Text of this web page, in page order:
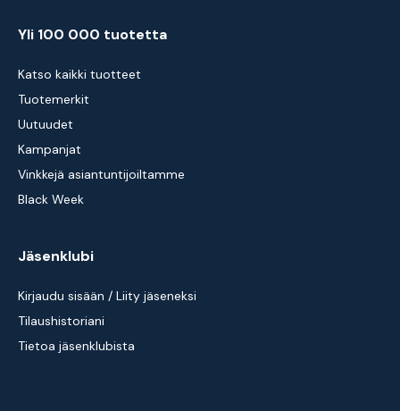
Yli 100 000 tuotetta
Katso kaikki tuotteet
Tuotemerkit
Uutuudet
Kampanjat
Vinkkejä asiantuntijoiltamme
Black Week
Jäsenklubi
Kirjaudu sisään / Liity jäseneksi
Tilaushistoriani
Tietoa jäsenklubista